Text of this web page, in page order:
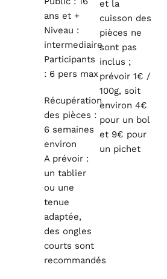
ans et +
Niveau :
intermediaire
Participants
: 6 pers max
Récupération
des pièces :
6 semaines
environ
A prévoir :
un tablier
ou une
tenue
adaptée,
des ongles
courts sont
recommandés
et la
cuisson des
pièces ne
sont pas
inclus ;
prévoir 1€ /
100g, soit
environ 4€
pour un bol
et 9€ pour
un pichet